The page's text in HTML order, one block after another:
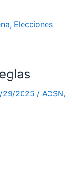
, Elecciones
29/2025 / ACSN,